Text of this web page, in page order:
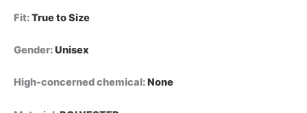
رياضية
للشباب
quantity
Fit:True to Size
Gender:Unisex
High-concerned chemical:None